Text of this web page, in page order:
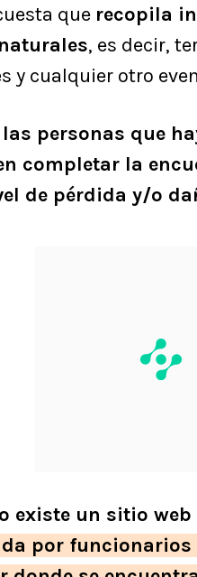
que recopila
, es decir,
y cualquier otro
personas que
completar la
de pérdida y/o
existe un sitio
por